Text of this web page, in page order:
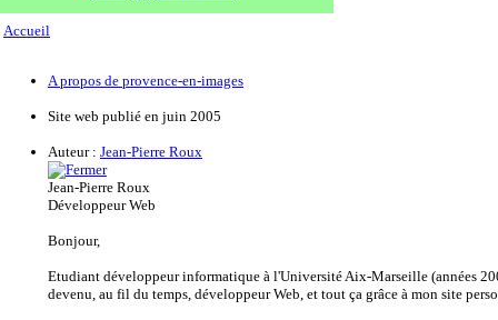
Accueil
A propos de provence-en-images
Site web publié en juin 2005
Auteur : Jean-Pierre Roux
Jean-Pierre Roux
Développeur Web
Bonjour,
Etudiant développeur informatique à l'Université Aix-Marseille (années
devenu, au fil du temps, développeur Web, et tout ça grâce à mon site